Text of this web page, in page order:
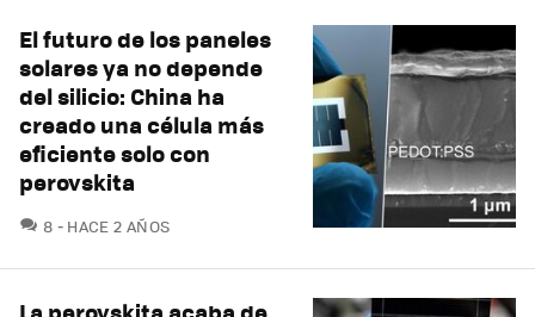
El futuro de los paneles
solares ya no depende
del silicio: China ha
creado una célula más
eficiente solo con
perovskita
8 COMENTARIOS
HACE 2 AÑOS